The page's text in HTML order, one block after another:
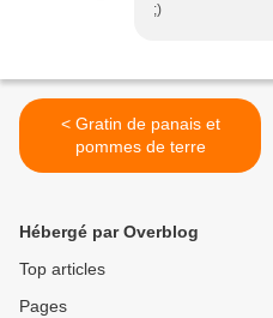
;)
< Gratin de panais et
pommes de terre
Hébergé par Overblog
Top articles
Pages